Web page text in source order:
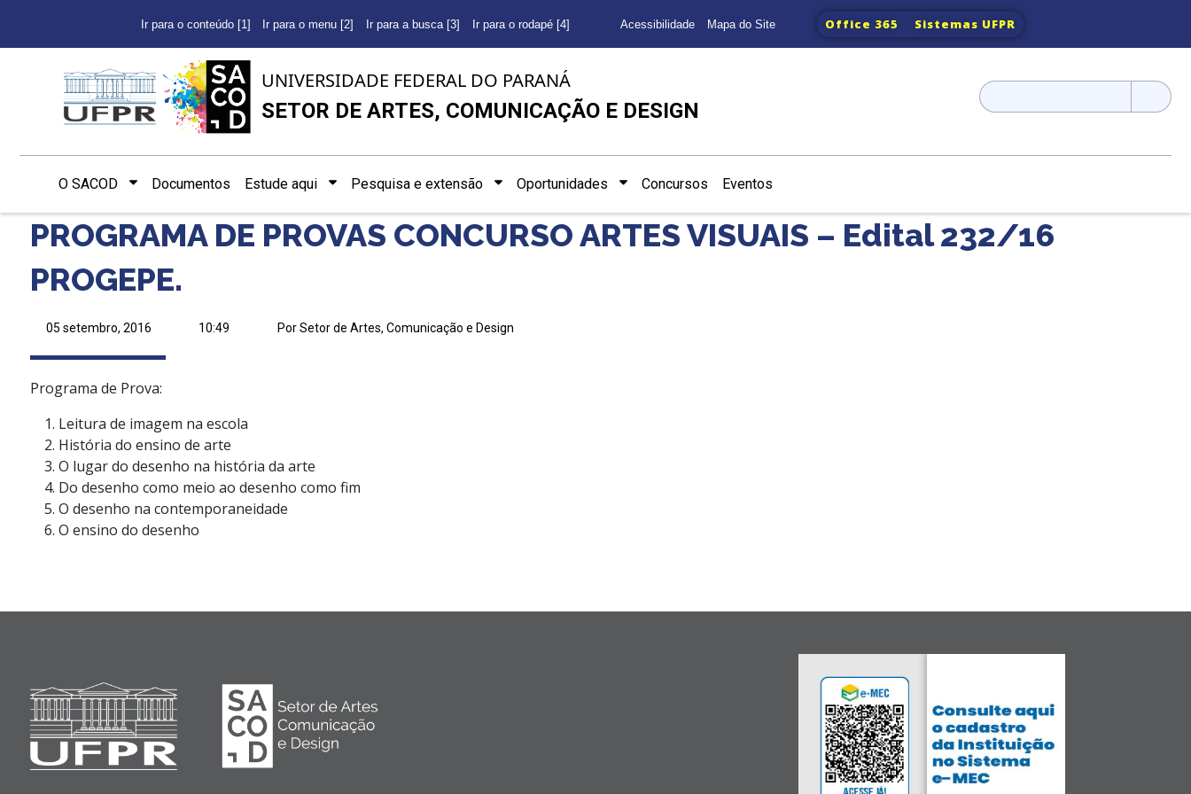
Ir para o conteúdo [1] Ir para o menu [2] Ir para a busca [3] Ir para o rodapé [4] Acessibilidade Mapa do Site Office 365 Sistemas UFPR
UNIVERSIDADE FEDERAL DO PARANÁ
SETOR DE ARTES, COMUNICAÇÃO E DESIGN
Pesquisar
por:
O SACOD Documentos Estude aqui Pesquisa e extensão Oportunidades Concursos Eventos
PROGRAMA DE PROVAS CONCURSO ARTES VISUAIS – Edital 232/16
PROGEPE.
05 setembro, 2016 10:49 Por Setor de Artes, Comunicação e Design
Programa de Prova:
Leitura de imagem na escola
História do ensino de arte
O lugar do desenho na história da arte
Do desenho como meio ao desenho como fim
O desenho na contemporaneidade
O ensino do desenho